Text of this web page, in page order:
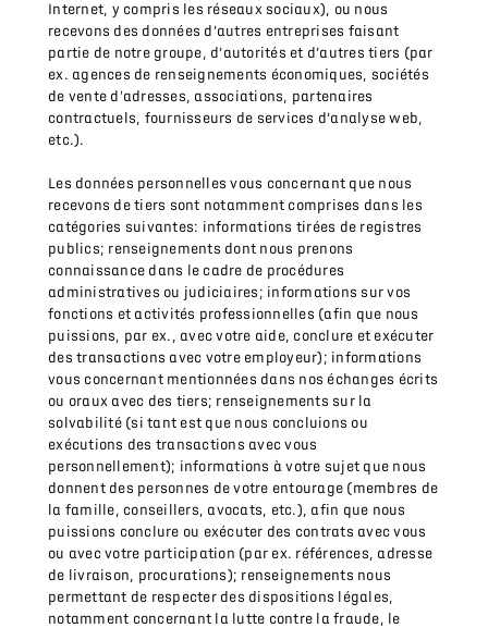
Internet, y compris les réseaux sociaux), ou nous
recevons des données d’autres entreprises faisant
partie de notre groupe, d’autorités et d’autres tiers (par
ex. agences de renseignements économiques, sociétés
de vente d'adresses, associations, partenaires
contractuels, fournisseurs de services d’analyse web,
etc.).
Les données personnelles vous concernant que nous
recevons de tiers sont notamment comprises dans les
catégories suivantes: informations tirées de registres
publics; renseignements dont nous prenons
connaissance dans le cadre de procédures
administratives ou judiciaires; informations sur vos
fonctions et activités professionnelles (afin que nous
puissions, par ex., avec votre aide, conclure et exécuter
des transactions avec votre employeur); informations
vous concernant mentionnées dans nos échanges écrits
ou oraux avec des tiers; renseignements sur la
solvabilité (si tant est que nous concluions ou
exécutions des transactions avec vous
personnellement); informations à votre sujet que nous
donnent des personnes de votre entourage (membres de
la famille, conseillers, avocats, etc.), afin que nous
puissions conclure ou exécuter des contrats avec vous
ou avec votre participation (par ex. références, adresse
de livraison, procurations); renseignements nous
permettant de respecter des dispositions légales,
notamment concernant la lutte contre la fraude, le